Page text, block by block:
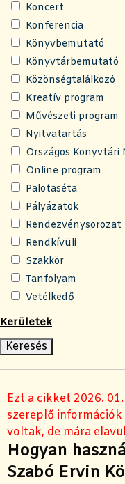
Koncert
Konferencia
Könyvbemutató
Könyvtárbemutató
Közönségtalálkozó
Kreatív program
Művészeti program
Nyitvatartás
Országos Könyvtári
Online program
Palotaséta
Pályázatok
Rendezvénysorozat
Rendkívüli
Szakkör
Tanfolyam
Vetélkedő
Kerületek
Ezt a cikket 2026.
szereplő információk
voltak, de mára
Hogyan
Szabó Ervin